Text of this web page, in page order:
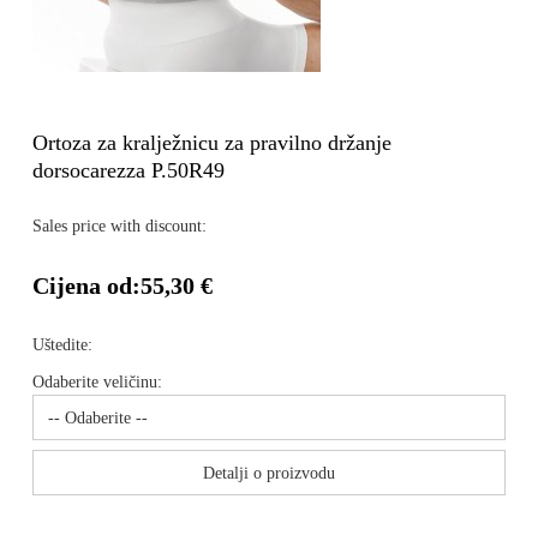
Ortoza za kralježnicu za pravilno držanje
dorsocarezza P.50R49
Sales price with discount:
Cijena od:55,30 €
Uštedite:
Odaberite veličinu:
Detalji o proizvodu